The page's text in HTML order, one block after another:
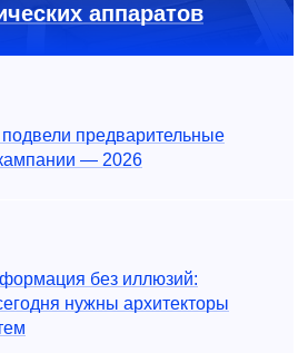
аппаратов
предварительные
— 2026
без иллюзий:
нужны архитекторы